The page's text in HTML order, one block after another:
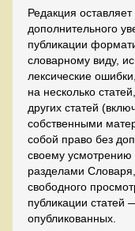
Редакция
дополнительного
публикации
словарному виду,
лексические
на несколько
других статей
собственными
собой право без
своему
разделами
свободного
публикации статей
опубликованных.